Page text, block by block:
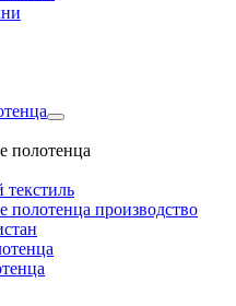
полотенца
текстиль
полотенца производство